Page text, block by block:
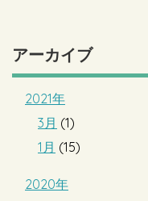
アーカイブ
2021年
3月 (1)
1月 (15)
2020年